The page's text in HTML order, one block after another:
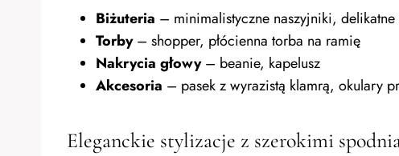
Biżuteria – minimalistyczne naszyjniki,
Torby– shopper, płócienna torba na ramię
Nakrycia głowy– beanie, kapelusz
Akcesoria – pasek z wyrazistą klamrą, okulary
Eleganckie stylizacje z szerokimi